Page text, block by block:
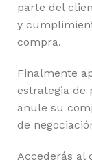
parte del
y
compra.
Finalmente
estrategia de
anule su
de
Accederás al